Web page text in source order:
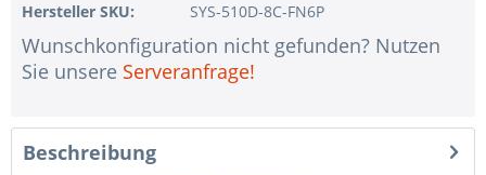
Hersteller SKU:
SYS-510D-8C-FN6P
Wunschkonfiguration nicht gefunden? Nutzen
Sie unsere Serveranfrage!
Beschreibung